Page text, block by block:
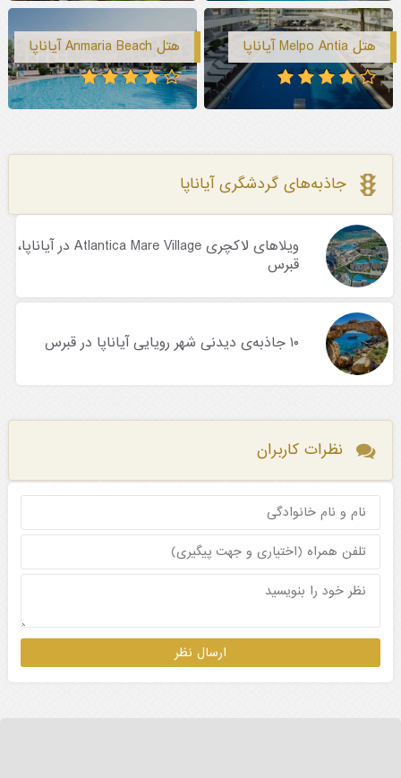
هتل Melpo Antia آیاناپا هتل Anmaria Beach آیاناپا
جاذبه‌های گردشگری آیاناپا
ویلاهای لاکچری Atlantica Mare Village در آیاناپا،
قبرس
۱۰ جاذبه‌ی دیدنی شهر رویایی آیاناپا در قبرس
نظرات کاربران